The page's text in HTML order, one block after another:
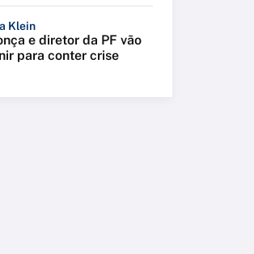
Klein
e diretor da PF vão
para conter crise